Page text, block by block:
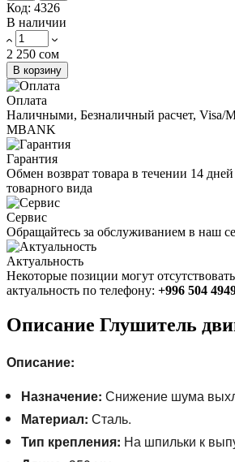
Код: 4326
В наличии
2 250 сом
В корзину
Оплата
Наличными, Безналичный расчет, Visa/
MBANK
Гарантия
Обмен возврат товара в течении 14
товарного вида
Сервис
Обращайтесь за обслуживанием в наш
Актуальность
Некоторые позиции могут
актуальность по телефону: +996 504
Описание Глушитель
Описание:
Назначение: Снижение шума
Материал: Сталь.
Тип крепления: На шпильки к